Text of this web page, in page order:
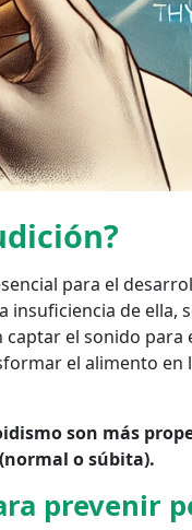
para el
insuficiencia de ella,
el sonido
el alimento
son más
o súbita).
prevenir